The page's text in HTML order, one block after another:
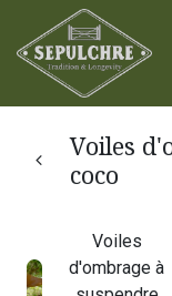
Voiles
coco
Voiles
d'ombrage à